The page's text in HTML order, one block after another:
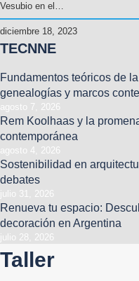
Vesubio en el…
diciembre 18, 2023
TECNNE
Fundamentos teóricos de
genealogías y marcos
agosto 7, 2026
Rem Koolhaas y la
contemporánea
agosto 4, 2026
Sostenibilidad en
debates
julio 31, 2026
Renueva tu espacio:
decoración en Argentina
julio 28, 2026
Taller